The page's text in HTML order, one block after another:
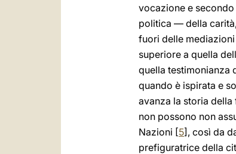
vocazione e
politica — della
fuori delle
superiore a quella
quella testimonianza
quando è ispirata e
avanza la storia
non possono non
Nazioni [5], così da
prefiguratrice della